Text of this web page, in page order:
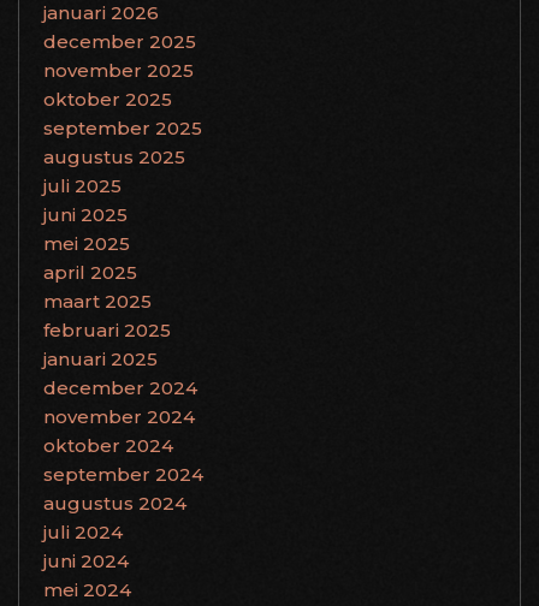
januari 2026
december 2025
november 2025
oktober 2025
september 2025
augustus 2025
juli 2025
juni 2025
mei 2025
april 2025
maart 2025
februari 2025
januari 2025
december 2024
november 2024
oktober 2024
september 2024
augustus 2024
juli 2024
juni 2024
mei 2024